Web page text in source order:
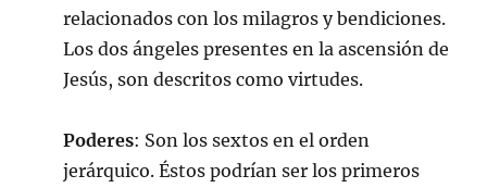
relacionados con los milagros y bendiciones.
Los dos ángeles presentes en la ascensión de
Jesús, son descritos como virtudes.
Poderes: Son los sextos en el orden
jerárquico. Éstos podrían ser los primeros